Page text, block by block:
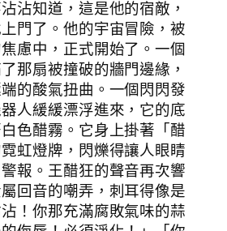
沾知道，這是他的宿敵，
門了。他的宇宙冒險，被
慮中，正式開始了。一個
那扇被撞破的牆門邊緣，
的酸氣扭曲。一個閃閃發
人緩緩漂浮進來，它的底
色醋霧。它身上掛著「醋
虹燈牌，閃爍得讓人眼睛
報。王醋狂的聲音再次響
回音的嘲弄，刺耳得像是
！你那充滿腐敗氣味的蒜